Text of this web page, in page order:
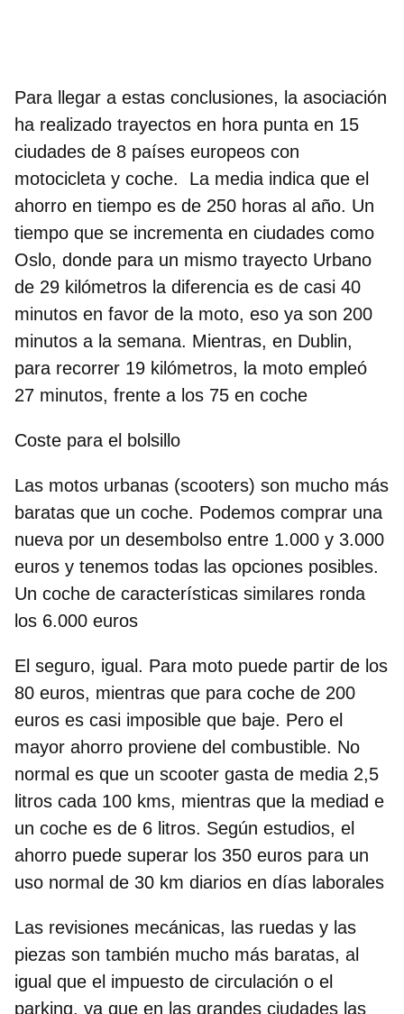
Para llegar a estas conclusiones, la asociación
ha realizado trayectos en hora punta en 15
ciudades de 8 países europeos con
motocicleta y coche. La media indica que el
ahorro en tiempo es de 250 horas al año. Un
tiempo que se incrementa en ciudades como
Oslo, donde para un mismo trayecto Urbano
de 29 kilómetros la diferencia es de casi 40
minutos en favor de la moto, eso ya son 200
minutos a la semana. Mientras, en Dublin,
para recorrer 19 kilómetros, la moto empleó
27 minutos, frente a los 75 en coche
Coste para el bolsillo
Las motos urbanas (scooters) son mucho más
baratas que un coche. Podemos comprar una
nueva por un desembolso entre 1.000 y 3.000
euros y tenemos todas las opciones posibles.
Un coche de características similares ronda
los 6.000 euros
El seguro, igual. Para moto puede partir de los
80 euros, mientras que para coche de 200
euros es casi imposible que baje. Pero el
mayor ahorro proviene del combustible. No
normal es que un scooter gasta de media 2,5
litros cada 100 kms, mientras que la mediad e
un coche es de 6 litros. Según estudios, el
ahorro puede superar los 350 euros para un
uso normal de 30 km diarios en días laborales
Las revisiones mecánicas, las ruedas y las
piezas son también mucho más baratas, al
igual que el impuesto de circulación o el
parking, ya que en las grandes ciudades las